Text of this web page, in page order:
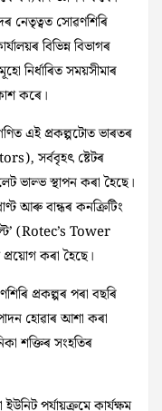
নেতৃত্বত সোৱণশিৰি
বিভিন্ন বিভাগৰ
নিৰ্ধাৰিত সময়সীমাৰ
কৰে।
এই প্ৰকল্পটোত ভাৰতৰ
সৰ্ববৃহৎ ষ্টেটৰ
স্থাপন কৰা হৈছে।
আৰু বান্ধৰ কনক্ৰিটিং
(Rotec’s Tower
কৰা হৈছে।
প্ৰকল্পৰ পৰা বছৰি
হোৱাৰ আশা কৰা
শক্তিৰ সংহতিৰ